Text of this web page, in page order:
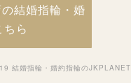
結婚指輪・婚
ら
結婚指輪・婚約指輪のJKPLANET